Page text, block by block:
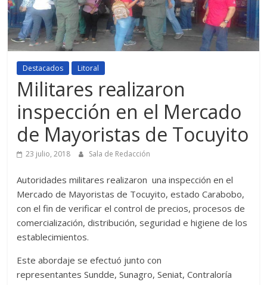
Destacados Litoral
Militares realizaron
inspección en el Mercado
de Mayoristas de Tocuyito
23 julio, 2018 Sala de Redacción
Autoridades militares realizaron una inspección en el
Mercado de Mayoristas de Tocuyito, estado Carabobo,
con el fin de verificar el control de precios, procesos de
comercialización, distribución, seguridad e higiene de los
establecimientos.
Este abordaje se efectuó junto con
representantes Sundde, Sunagro, Seniat, Contraloría